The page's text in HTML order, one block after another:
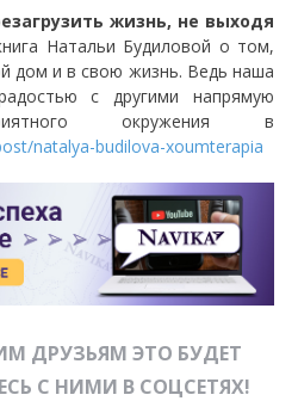
жизнь, не выходя
Натальи Будиловой о том,
дом и в свою жизнь. Ведь наша
с другими напрямую
окружения в
natalya-budilova-xoumterapia
ДРУЗЬЯМ ЭТО БУДЕТ
С НИМИ В СОЦСЕТЯХ!